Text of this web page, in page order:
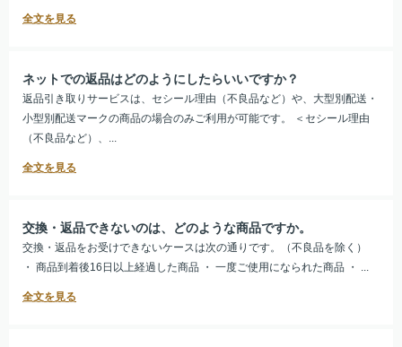
ネットでの返品はどのようにしたらいいですか？
返品引き取りサービスは、セシール理由（不良品など）や、大型別配送・
小型別配送マークの商品の場合のみご利用が可能です。 ＜セシール理由
（不良品など）、...
交換・返品できないのは、どのような商品ですか。
交換・返品をお受けできないケースは次の通りです。（不良品を除く）
・ 商品到着後16日以上経過した商品 ・ 一度ご使用になられた商品 ・ ...